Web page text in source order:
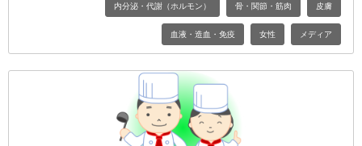
内分泌・代謝（ホルモン） 骨・関節・筋肉 皮膚
血液・造血・免疫 女性 メディア